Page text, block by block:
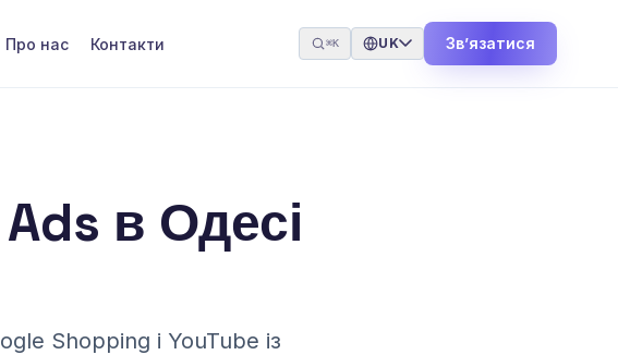
Про нас Контакти ⌘K UK Звʼязатися
в Одесі
Shopping і YouTube із